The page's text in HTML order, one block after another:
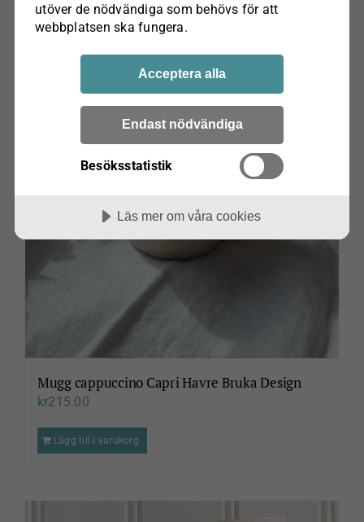
Mugg cappuccino Capri Havre Bruka Design
kr215.00
Lägg till i varukorg
utöver de nödvändiga som behövs för att
webbplatsen ska fungera.
Acceptera alla
Endast nödvändiga
Besöksstatistik
Läs mer om våra cookies